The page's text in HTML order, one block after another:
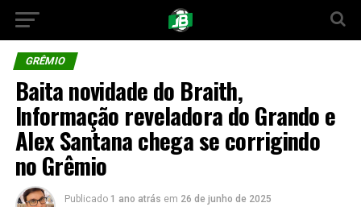
GRÊMIO
Baita novidade do Braith,
Informação reveladora do Grando e
Alex Santana chega se corrigindo
no Grêmio
Publicado 1 ano atrás em 26 de junho de 2025